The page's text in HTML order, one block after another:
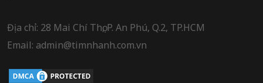
Địa chỉ: 28 Mai Chí Thọ, P. An Phú, Q.2, TP.HCM
Email: admin@timnhanh.com.vn